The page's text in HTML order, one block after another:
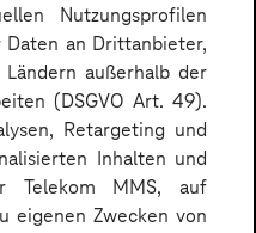
Nutzungsprofilen
an Drittanbieter,
außerhalb der
(DSGVO Art. 49).
Retargeting und
Inhalten und
Telekom MMS, auf
eigenen Zwecken von